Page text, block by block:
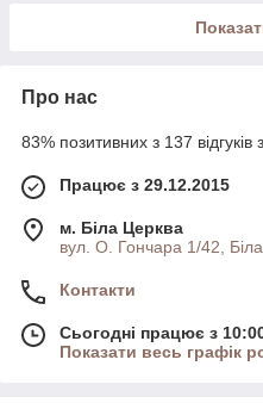
Про нас
83% позитивних з 137 відгуків
Працює з 29.12.2015
м. Біла Церква
вул. О. Гончара 1/42,
Контакти
Сьогодні працює з
Показати весь графік